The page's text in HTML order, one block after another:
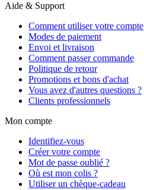
Aide & Support
Comment utiliser votre compte
Modes de paiement
Envoi et livraison
Comment passer commande
Politique de retour
Promotions et bons d'achat
Vous avez d'autres questions ?
Clients professionnels
Mon compte
Identifiez-vous
Créer votre compte
Mot de passe oublié ?
Où est mon colis ?
Utiliser un chèque-cadeau